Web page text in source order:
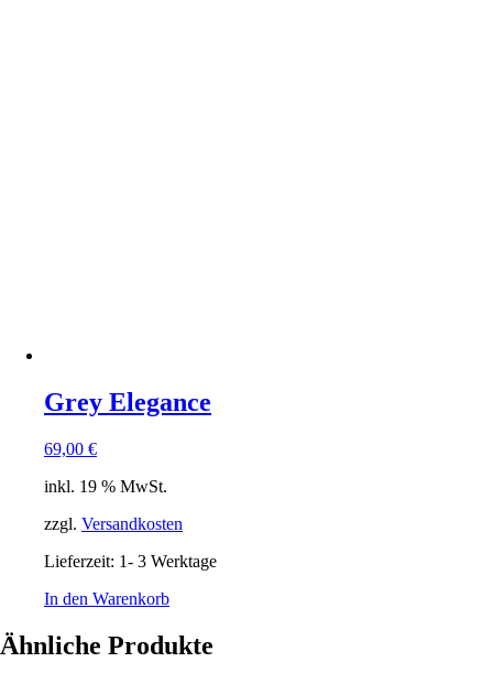
Grey Elegance
69,00 €
inkl. 19 % MwSt.
zzgl. Versandkosten
Lieferzeit: 1- 3 Werktage
In den Warenkorb
Ähnliche Produkte